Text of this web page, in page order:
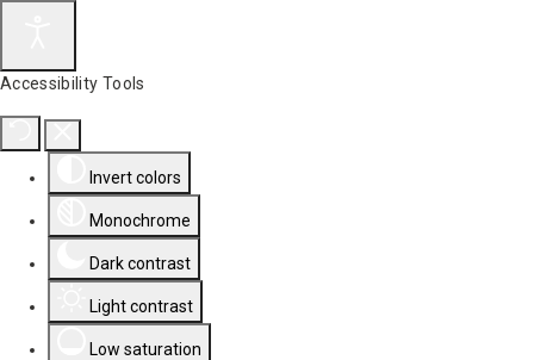
Accessibility Tools
Invert colors
Monochrome
Dark contrast
Light contrast
Low saturation